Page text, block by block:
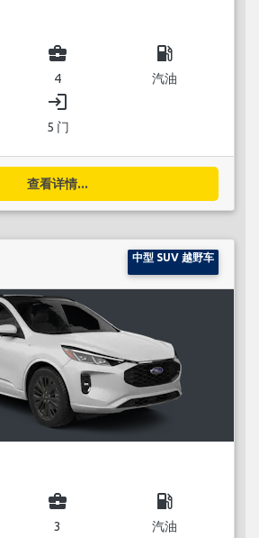
business_center
4
local_gas_station
汽油
login
5 门
查看详情...
中型 SUV 越野车
business_center
3
local_gas_station
汽油